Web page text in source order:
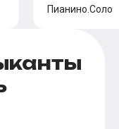
Пианино.Соло